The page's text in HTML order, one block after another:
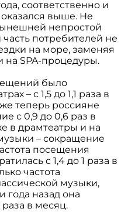
соответственно и
выше. Не
непростой
потребителей не
на море, заменяя
на SPA-процедуры.
было
– с 1,5 до 1,1 раза в
теперь россияне
с 0,9 до 0,6 раз в
в драмтеатры и на
– сокращение
посещения
с 1,4 до 1 раза в
частота
музыки,
года назад она
в месяц.